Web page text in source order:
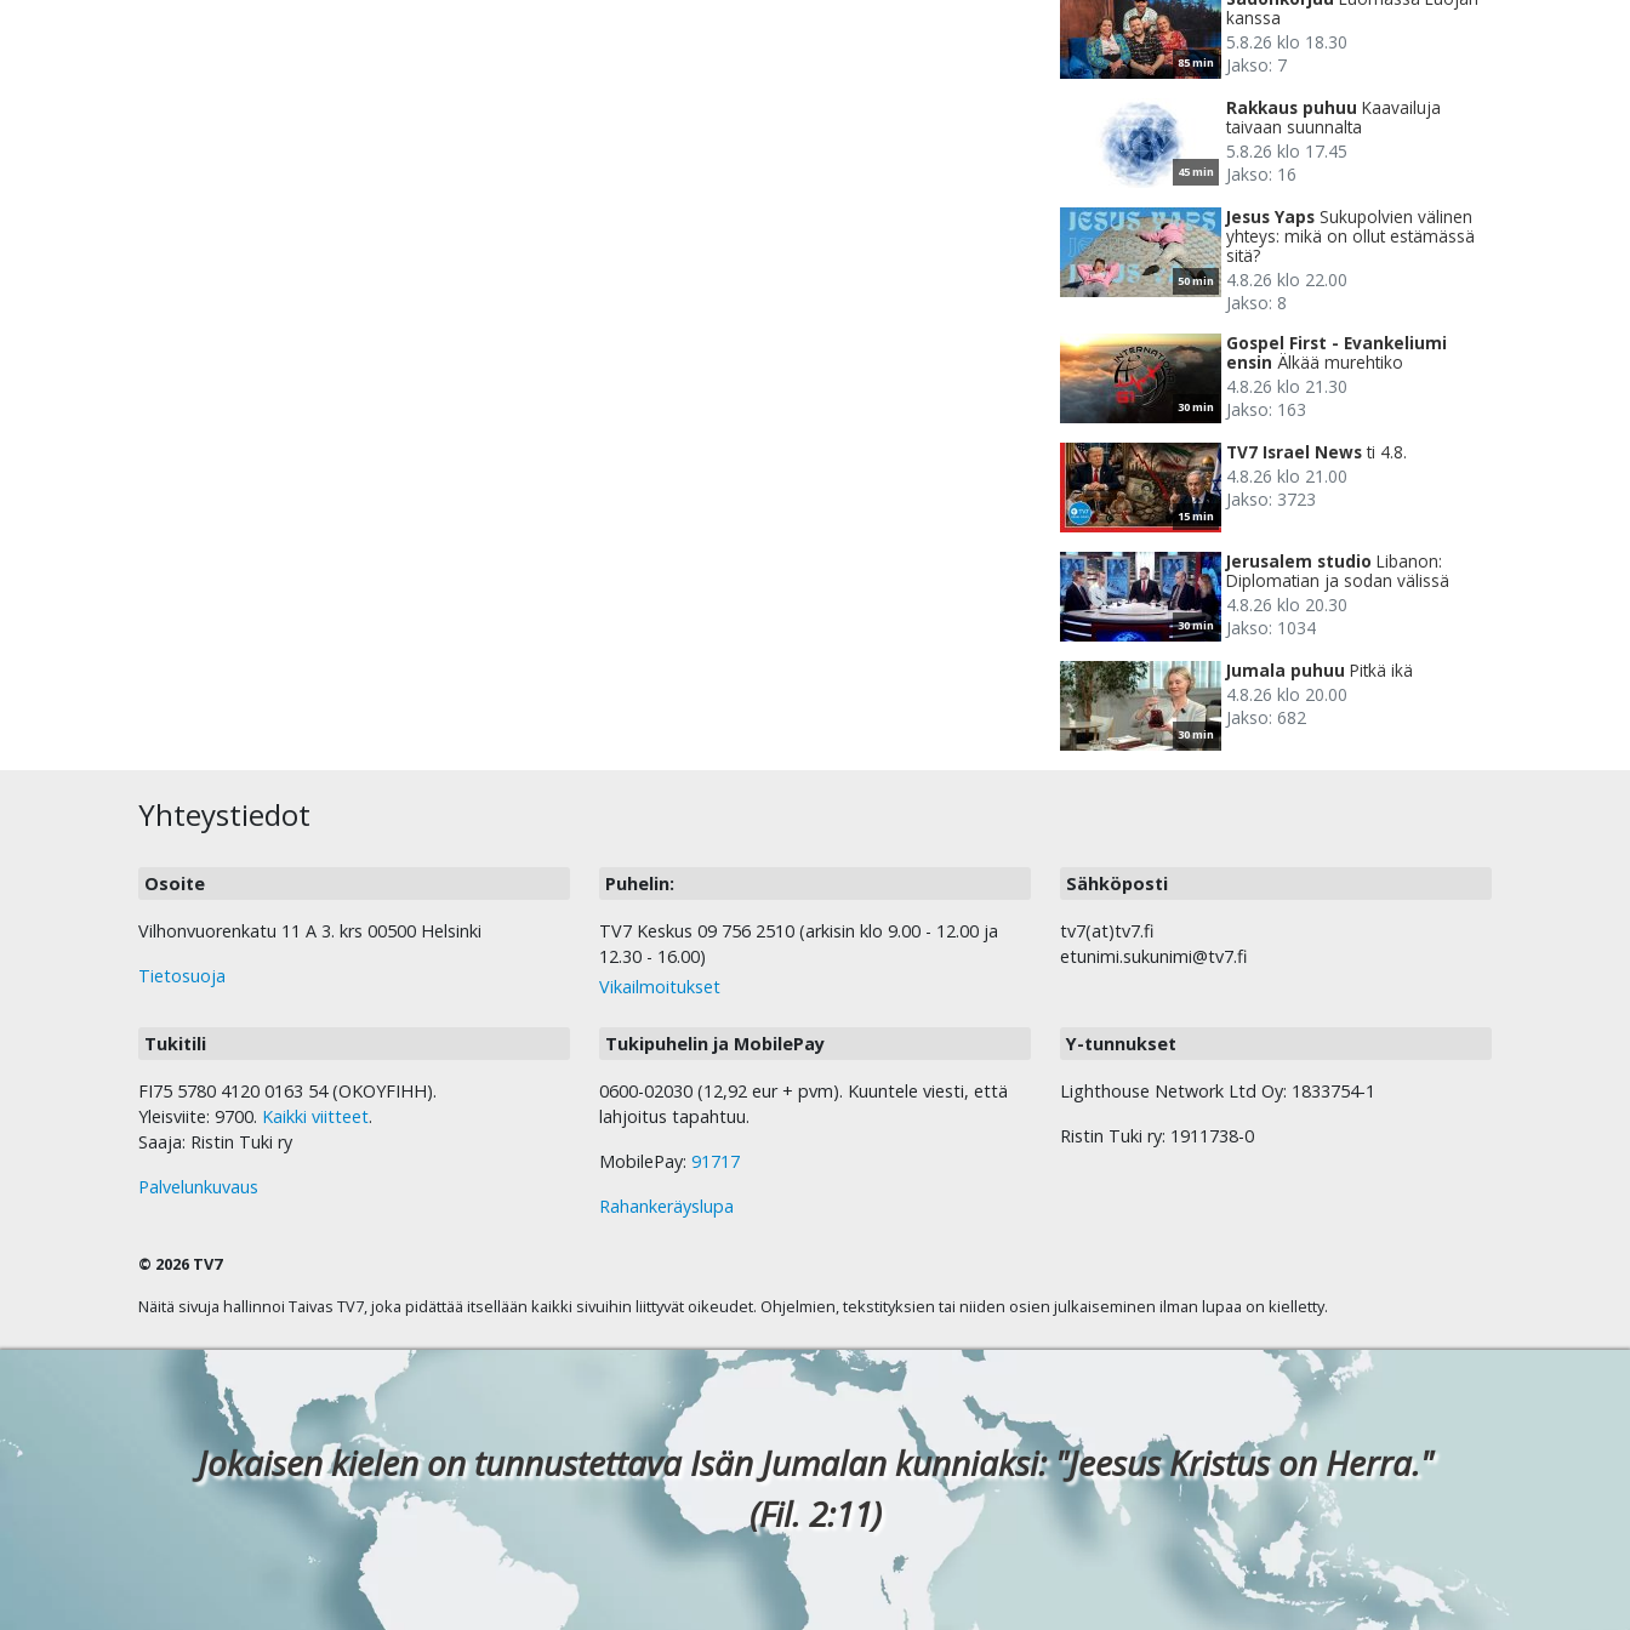
85 min
kanssa
5.8.26 klo 18.30
Jakso: 7
45 min
Rakkaus puhuu Kaavailuja
taivaan suunnalta
5.8.26 klo 17.45
Jakso: 16
50 min
Jesus Yaps Sukupolvien välinen
yhteys: mikä on ollut estämässä
sitä?
4.8.26 klo 22.00
Jakso: 8
30 min
Gospel First - Evankeliumi
ensin Älkää murehtiko
4.8.26 klo 21.30
Jakso: 163
15 min
TV7 Israel News ti 4.8.
4.8.26 klo 21.00
Jakso: 3723
30 min
Jerusalem studio Libanon:
Diplomatian ja sodan välissä
4.8.26 klo 20.30
Jakso: 1034
30 min
Jumala puhuu Pitkä ikä
4.8.26 klo 20.00
Jakso: 682
Yhteystiedot
Osoite
Vilhonvuorenkatu 11 A 3. krs 00500 Helsinki
Tietosuoja
Puhelin:
TV7 Keskus 09 756 2510 (arkisin klo 9.00 - 12.00 ja
12.30 - 16.00)
Vikailmoitukset
Sähköposti
tv7(at)tv7.fi
etunimi.sukunimi@tv7.fi
Tukitili
FI75 5780 4120 0163 54 (OKOYFIHH).
Yleisviite: 9700. Kaikki viitteet.
Saaja: Ristin Tuki ry
Palvelunkuvaus
Tukipuhelin ja MobilePay
0600-02030 (12,92 eur + pvm). Kuuntele viesti, että
lahjoitus tapahtuu.
MobilePay: 91717
Rahankeräyslupa
Y-tunnukset
Lighthouse Network Ltd Oy: 1833754-1
Ristin Tuki ry: 1911738-0
© 2026 TV7
Näitä sivuja hallinnoi Taivas TV7, joka pidättää itsellään kaikki sivuihin liittyvät oikeudet. Ohjelmien, tekstityksien tai niiden osien julkaiseminen ilman lupaa on kielletty.
Jokaisen kielen on tunnustettava Isän Jumalan kunniaksi: "Jeesus Kristus on Herra."
(Fil. 2:11)